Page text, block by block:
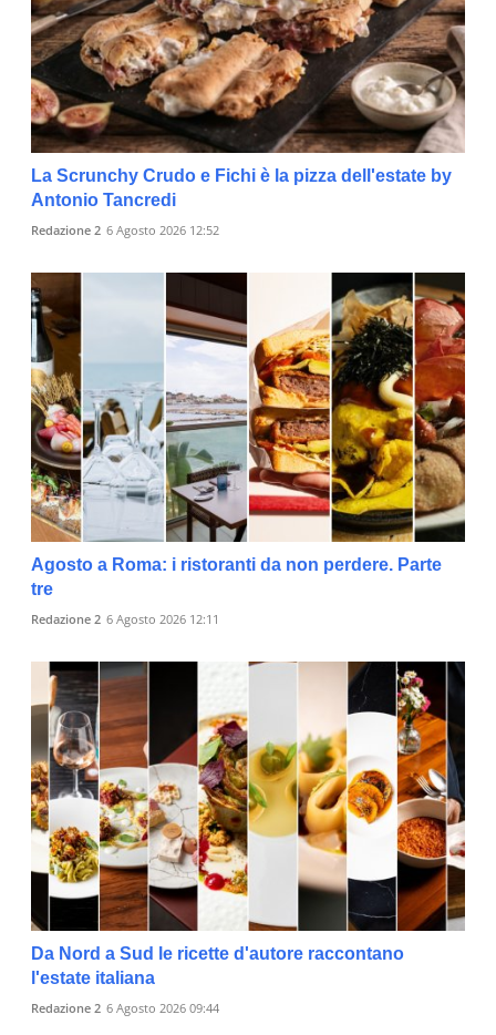
La Scrunchy Crudo e Fichi è la pizza dell'estate by
Antonio Tancredi
Redazione 2 6 Agosto 2026 12:52
Agosto a Roma: i ristoranti da non perdere. Parte
tre
Redazione 2 6 Agosto 2026 12:11
Da Nord a Sud le ricette d'autore raccontano
l'estate italiana
Redazione 2 6 Agosto 2026 09:44